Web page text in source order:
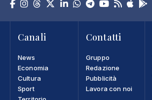
Canali
News
Economia
Cultura
Sport
Contatti
Gruppo
Redazione
Pubblicità
Lavora con noi